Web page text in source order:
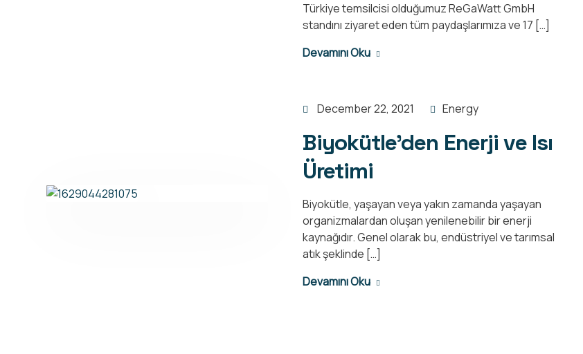
Türkiye temsilcisi olduğumuz ReGaWatt GmbH
standını ziyaret eden tüm paydaşlarımıza ve 17 […]
Devamını Oku
December 22, 2021 Energy
Biyokütle’den Enerji ve Isı
Üretimi
Biyokütle, yaşayan veya yakın zamanda yaşayan
organizmalardan oluşan yenilenebilir bir enerji
kaynağıdır. Genel olarak bu, endüstriyel ve tarımsal
atık şeklinde […]
Devamını Oku
Why YSK Group®?